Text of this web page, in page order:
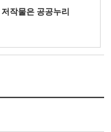
저작물은 공공누리